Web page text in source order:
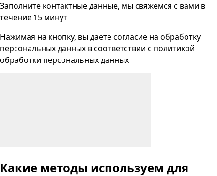
Заполните контактные данные, мы свяжемся с вами в
течение 15 минут
Нажимая на кнопку, вы даете согласие на обработку
персональных данных в соответствии с политикой
обработки персональных данных
Какие методы используем для